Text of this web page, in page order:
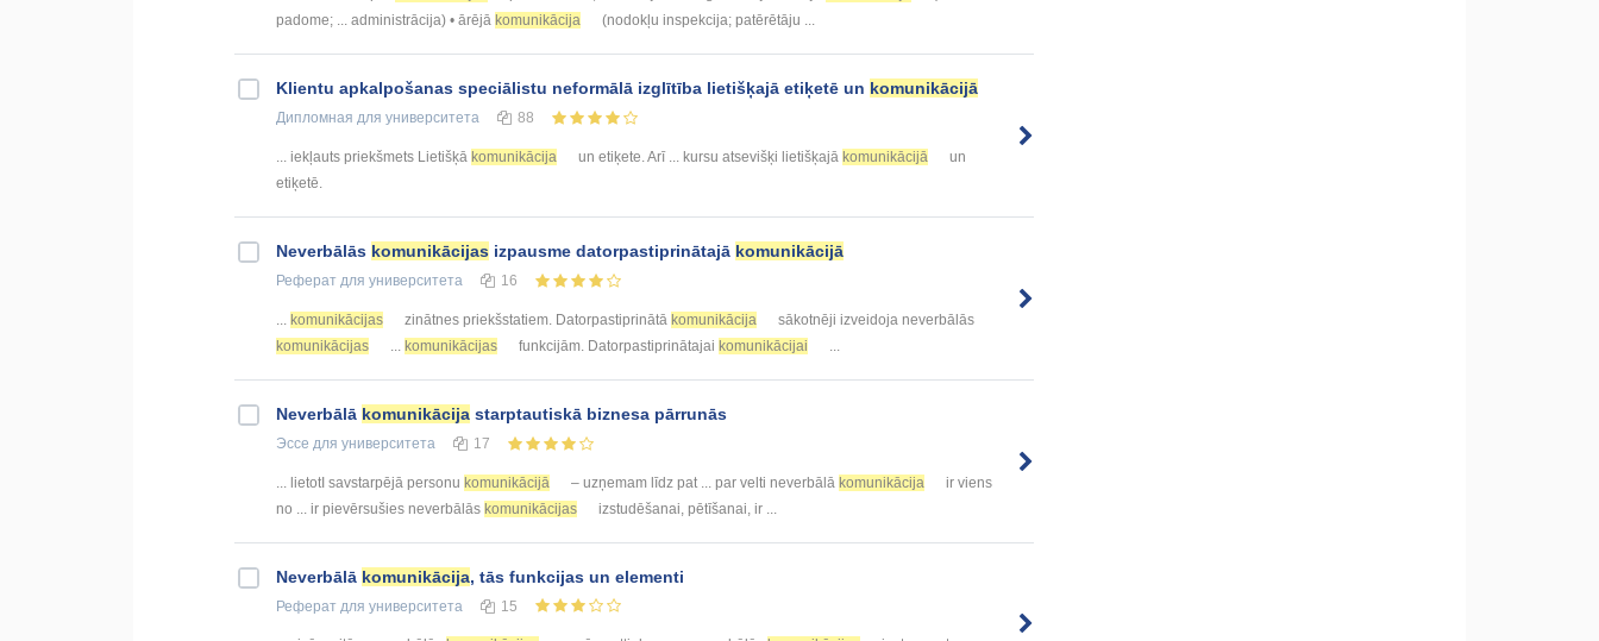
padome; ... administrācija) • ārējā komunikācija (nodokļu inspekcija; patērētāju ...
Klientu apkalpošanas speciālistu neformālā izglītība lietišķajā etiķetē un komunikācijā
Дипломная для университета 88
... iekļauts priekšmets Lietišķā komunikācija un etiķete. Arī ... kursu atsevišķi lietišķajā komunikācijā
un
etiķetē.
Neverbālās komunikācijas izpausme datorpastiprinātajā komunikācijā
Реферат для университета 16
komunikācijas zinātnes priekšstatiem. Datorpastiprinātā komunikācija
sākotnēji izveidoja neverbālās
komunikācijas
komunikācijas funkcijām. Datorpastiprinātajai komunikācijai
Neverbālā komunikācija starptautiskā biznesa pārrunās
Эссе для университета 17
... lietotI savstarpējā personu komunikācijā – uzņemam līdz pat ... par velti neverbālā komunikācija
ir viens
no ... ir pievērsušies neverbālās komunikācijas izstudēšanai, pētīšanai, ir ...
Neverbālā komunikācija, tās funkcijas un elementi
Реферат для университета 15